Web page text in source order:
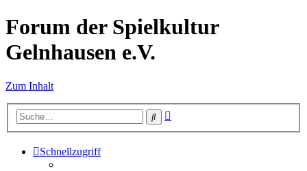
Forum der Spielkultur
Gelnhausen e.V.
Zum Inhalt
Suche
Schnellzugriff